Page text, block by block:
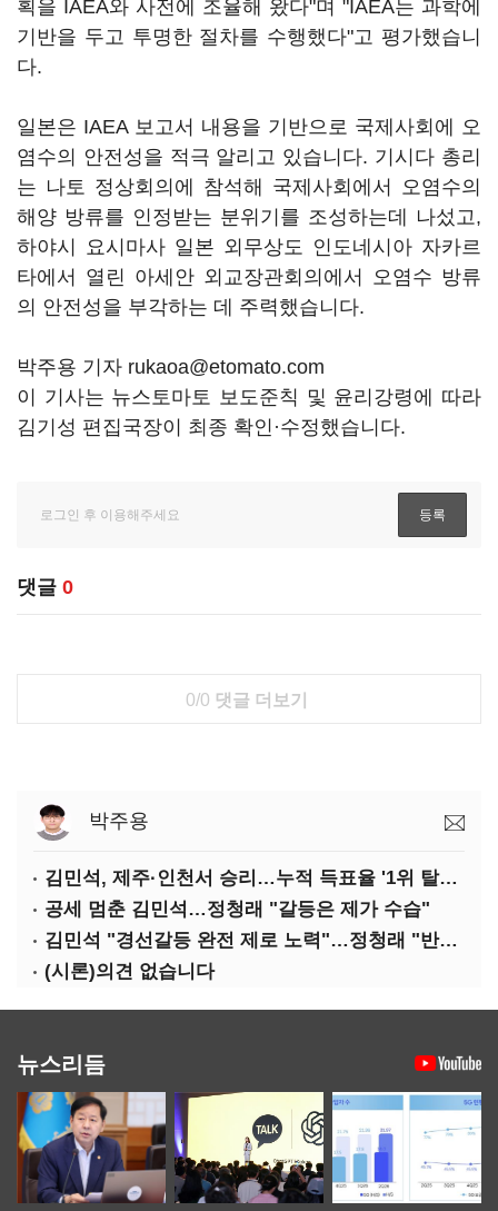
획을 IAEA와 사전에 조율해 왔다"며 "IAEA는 과학에
기반을 두고 투명한 절차를 수행했다"고 평가했습니
다.
일본은 IAEA 보고서 내용을 기반으로 국제사회에 오
염수의 안전성을 적극 알리고 있습니다. 기시다 총리
는 나토 정상회의에 참석해 국제사회에서 오염수의
해양 방류를 인정받는 분위기를 조성하는데 나섰고,
하야시 요시마사 일본 외무상도 인도네시아 자카르
타에서 열린 아세안 외교장관회의에서 오염수 방류
의 안전성을 부각하는 데 주력했습니다.
박주용 기자 rukaoa@etomato.com
이 기사는 뉴스토마토 보도준칙 및 윤리강령에 따라
김기성 편집국장이 최종 확인·수정했습니다.
댓글 0
0/0 댓글 더보기
박주용
김민석, 제주·인천서 승리…누적 득표율 '1위 탈환'(종합)
공세 멈춘 김민석…정청래 "갈등은 제가 수습"
김민석 "경선갈등 완전 제로 노력"…정청래 "반명 공세 사과부터"
(시론)의견 없습니다
뉴스리듬